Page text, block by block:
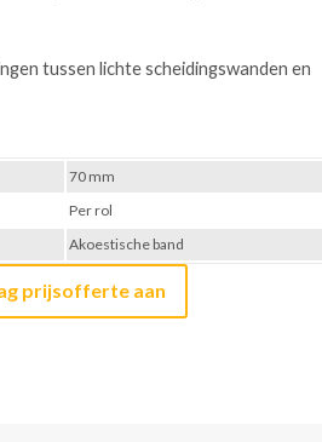
tussen lichte scheidingswanden en
prijsofferte aan
70 mm
Per rol
Akoestische band